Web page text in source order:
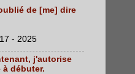
de [me] dire
- 2025
j'autorise
à débuter.